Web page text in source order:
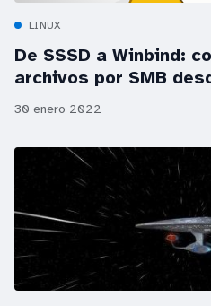
LINUX
De SSSD a Winbind:
archivos por SMB
30 enero 2022